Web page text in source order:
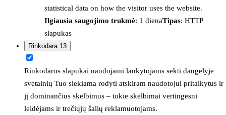
statistical data on how the visitor uses the website.
Ilgiausia saugojimo trukmė: 1 dienaTipas: HTTP
slapukas
Rinkodara 13
Rinkodaros slapukai naudojami lankytojams sekti daugelyje
svetainių Tuo siekiama rodyti atskiram naudotojui pritaikytus ir
jį dominančius skelbimus – tokie skelbimai vertingesni
leidėjams ir trečiųjų šalių reklamuotojams.